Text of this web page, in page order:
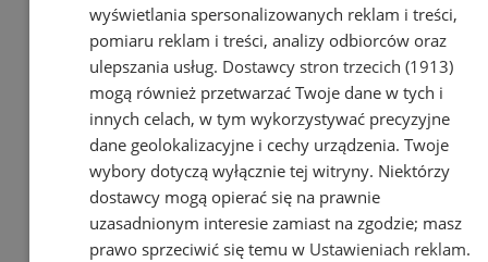
wyświetlania spersonalizowanych reklam i treści,
pomiaru reklam i treści, analizy odbiorców oraz
ulepszania usług. Dostawcy stron trzecich (1913)
mogą również przetwarzać Twoje dane w tych i
innych celach, w tym wykorzystywać precyzyjne
dane geolokalizacyjne i cechy urządzenia. Twoje
wybory dotyczą wyłącznie tej witryny. Niektórzy
dostawcy mogą opierać się na prawnie
uzasadnionym interesie zamiast na zgodzie; masz
prawo sprzeciwić się temu w Ustawieniach reklam.